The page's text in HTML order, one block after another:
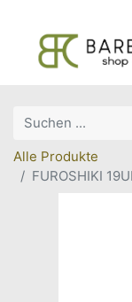
Alle Produkte
FUROSHIKI